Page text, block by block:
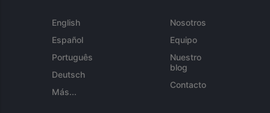
English
Español
Português
Deutsch
Más...
Nosotros
Equipo
Nuestro
blog
Contacto